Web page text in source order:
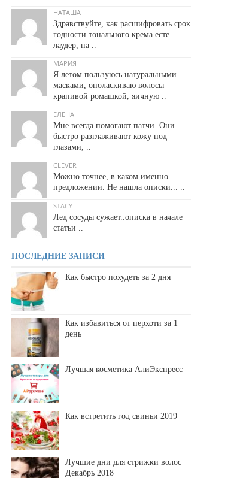
НАТАША
Здравствуйте, как расшифровать срок
годности тонального крема есте
лаудер, на ..
МАРИЯ
Я летом пользуюсь натуральными
масками, ополаскиваю волосы
крапивой ромашкой, яичную ..
ЕЛЕНА
Мне всегда помогают патчи. Они
быстро разглаживают кожу под
глазами, ..
CLEVER
Можно точнее, в каком именно
предложении. Не нашла описки... ..
STACY
Лед сосуды сужает..описка в начале
статьи ..
ПОСЛЕДНИЕ ЗАПИСИ
Как быстро похудеть за 2 дня
Как избавиться от перхоти за 1
день
Лучшая косметика АлиЭкспресс
Как встретить год свиньи 2019
Лучшие дни для стрижки волос
Декабрь 2018